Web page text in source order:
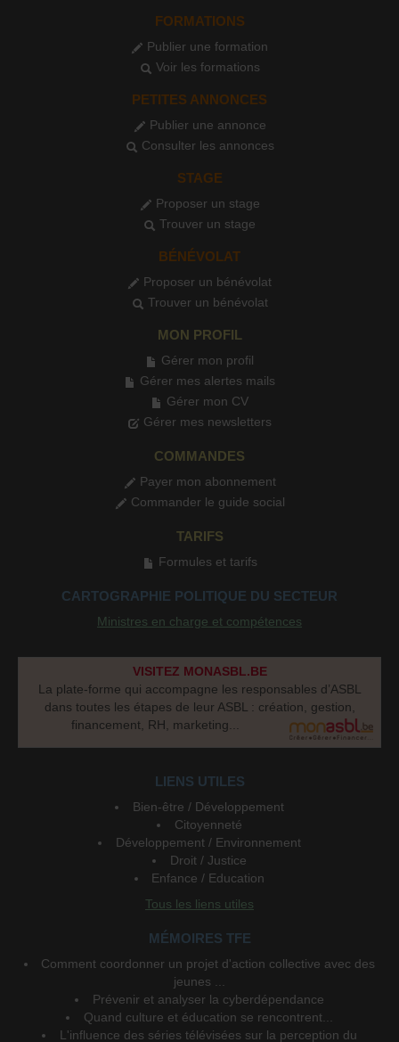
FORMATIONS
Publier une formation
Voir les formations
PETITES ANNONCES
Publier une annonce
Consulter les annonces
STAGE
Proposer un stage
Trouver un stage
BÉNÉVOLAT
Proposer un bénévolat
Trouver un bénévolat
MON PROFIL
Gérer mon profil
Gérer mes alertes mails
Gérer mon CV
Gérer mes newsletters
COMMANDES
Payer mon abonnement
Commander le guide social
TARIFS
Formules et tarifs
CARTOGRAPHIE POLITIQUE DU SECTEUR
Ministres en charge et compétences
VISITEZ MONASBL.BE
La plate-forme qui accompagne les responsables d’ASBL
dans toutes les étapes de leur ASBL : création, gestion,
financement, RH, marketing...
LIENS UTILES
Bien-être / Développement
Citoyenneté
Développement / Environnement
Droit / Justice
Enfance / Education
Tous les liens utiles
MÉMOIRES TFE
Comment coordonner un projet d'action collective avec des
jeunes ...
Prévenir et analyser la cyberdépendance
Quand culture et éducation se rencontrent...
L'influence des séries télévisées sur la perception du